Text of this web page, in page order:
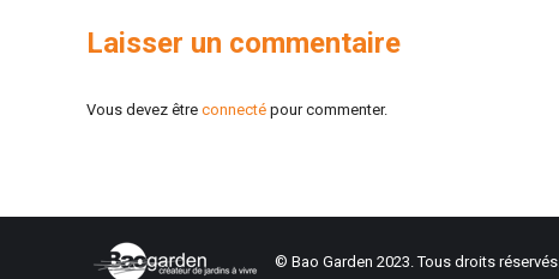
Laisser un commentaire
Vous devez être connecté pour commenter.
© Bao Garden 2023. Tous droits réservés.